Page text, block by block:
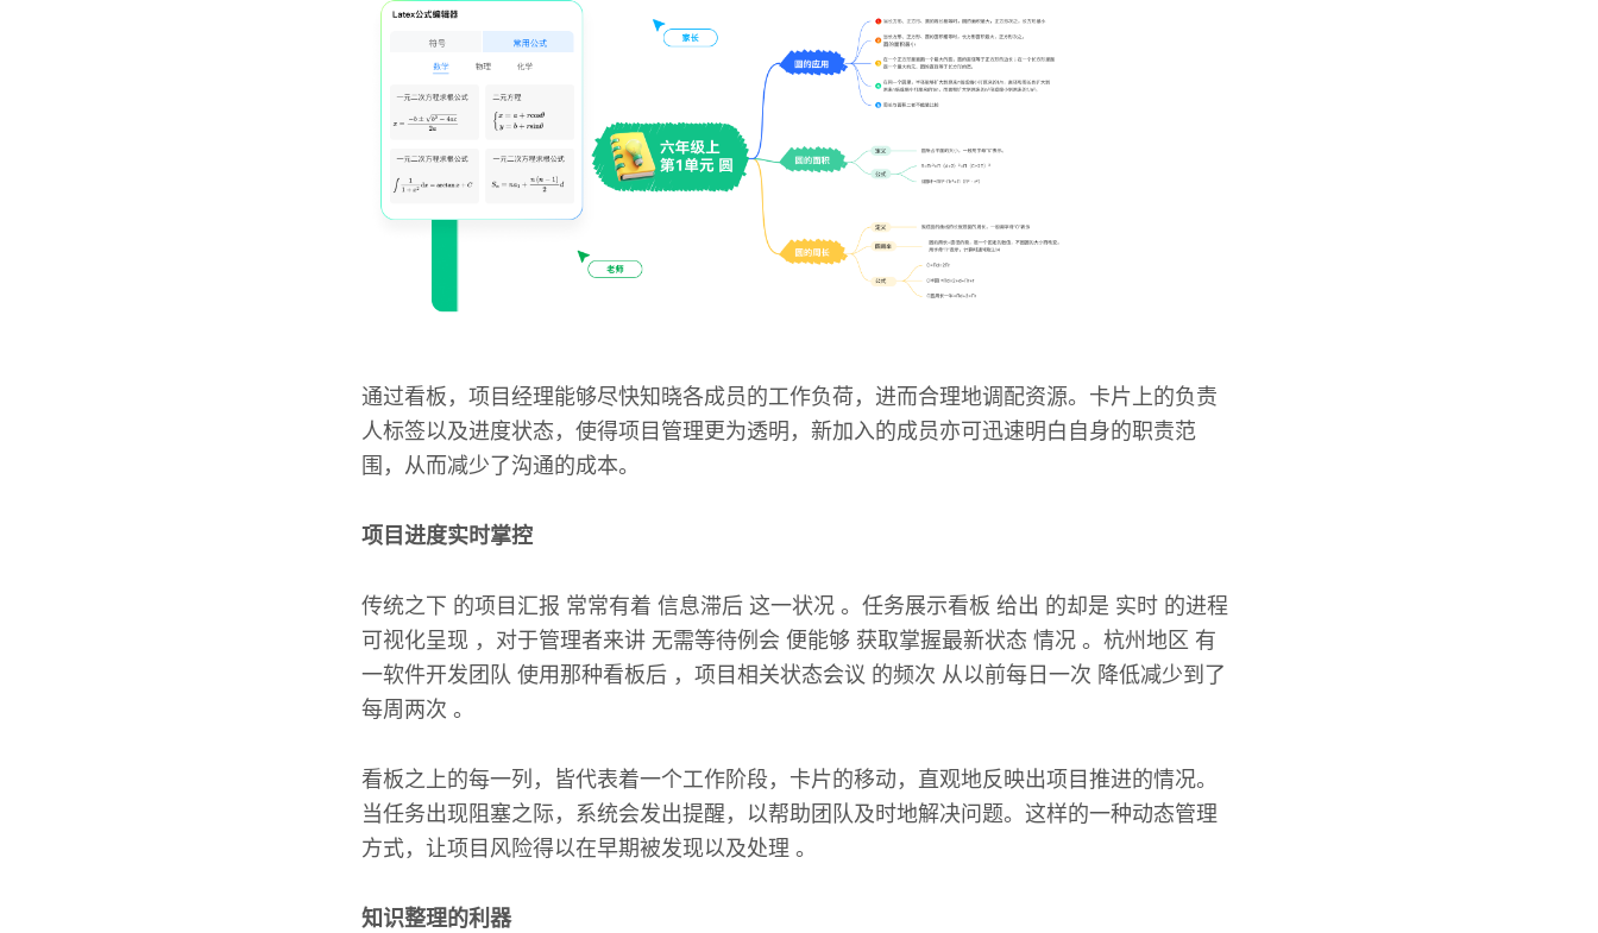
通过看板，项目经理能够尽快知晓各成员的工作负荷，进而合理地调配资源。卡片上的负责
人标签以及进度状态，使得项目管理更为透明，新加入的成员亦可迅速明白自身的职责范
围，从而减少了沟通的成本。
项目进度实时掌控
传统之下 的项目汇报 常常有着 信息滞后 这一状况 。任务展示看板 给出 的却是 实时 的进程
可视化呈现 ，对于管理者来讲 无需等待例会 便能够 获取掌握最新状态 情况 。杭州地区 有
一软件开发团队 使用那种看板后 ，项目相关状态会议 的频次 从以前每日一次 降低减少到了
每周两次 。
看板之上的每一列，皆代表着一个工作阶段，卡片的移动，直观地反映出项目推进的情况。
当任务出现阻塞之际，系统会发出提醒，以帮助团队及时地解决问题。这样的一种动态管理
方式，让项目风险得以在早期被发现以及处理 。
知识整理的利器